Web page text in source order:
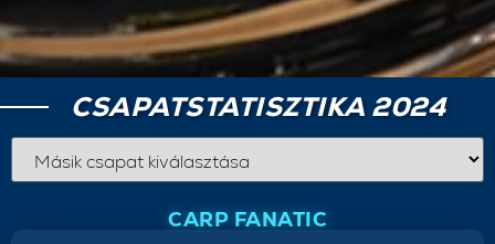
CSAPATSTATISZTIKA 2024
CARP FANATIC